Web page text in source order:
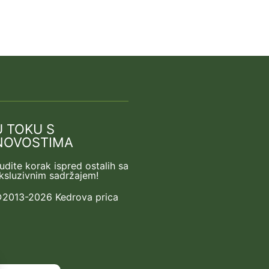
TOKU S
korak ispred ostalih sa
sadržajem!
2026 Kedrova prica